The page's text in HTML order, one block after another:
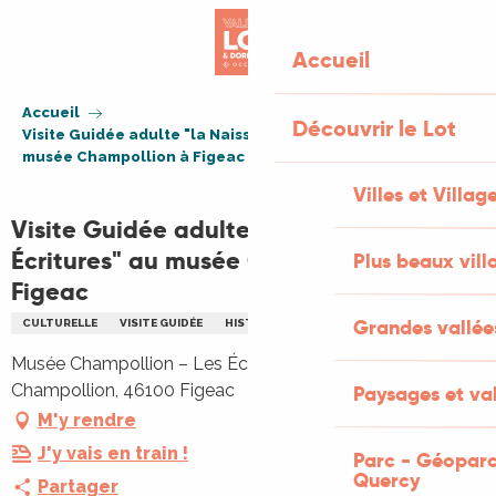
Accueil
Découvrir le Lot
Villes et
Plus beaux
Grandes
Paysages et
Parc -
Quercy
Accueil
Visite Guidée adulte "la Naissance des Écritures" au
musée Champollion à Figeac
Visite Guidée adulte "la Naissance des
Écritures" au musée Champollion à
Figeac
CULTURELLE VISITE GUIDÉE HISTORIQUE PATRIMOINE
Musée Champollion – Les Écritures du Monde, Place
Champollion, 46100 Figeac
M'y rendre
J'y vais en train !
Partager